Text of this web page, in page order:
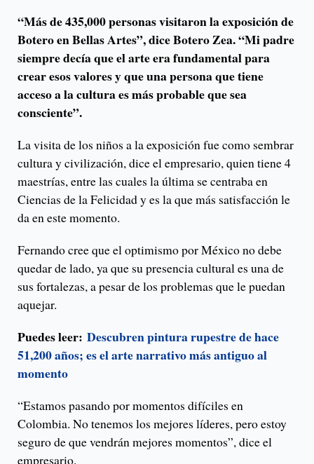
“Más de 435,000 personas visitaron la exposición de
Botero en Bellas Artes”, dice Botero Zea. “Mi padre
siempre decía que el arte era fundamental para
crear esos valores y que una persona que tiene
acceso a la cultura es más probable que sea
consciente”.
La visita de los niños a la exposición fue como sembrar
cultura y civilización, dice el empresario, quien tiene 4
maestrías, entre las cuales la última se centraba en
Ciencias de la Felicidad y es la que más satisfacción le
da en este momento.
Fernando cree que el optimismo por México no debe
quedar de lado, ya que su presencia cultural es una de
sus fortalezas, a pesar de los problemas que le puedan
aquejar.
Puedes leer: Descubren pintura rupestre de hace
51,200 años; es el arte narrativo más antiguo al
momento
“Estamos pasando por momentos difíciles en
Colombia. No tenemos los mejores líderes, pero estoy
seguro de que vendrán mejores momentos”, dice el
empresario.